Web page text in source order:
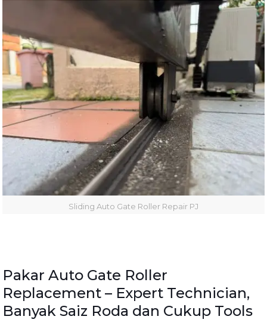
Sliding Auto Gate Roller Repair PJ
Pakar Auto Gate Roller
Replacement – Expert Technician,
Banyak Saiz Roda dan Cukup Tools